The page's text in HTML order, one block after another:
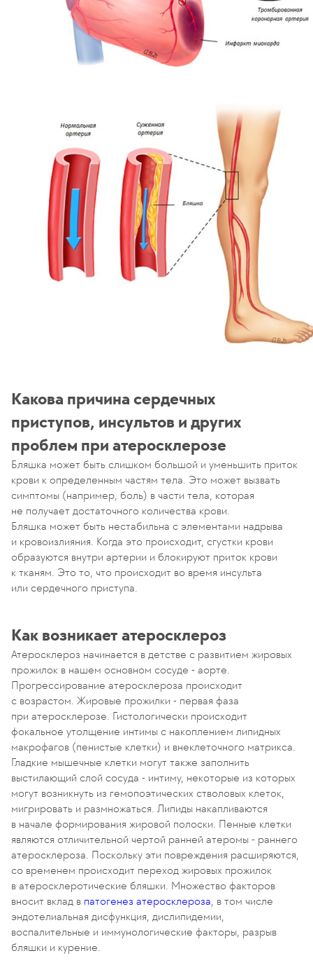
Какова причина сердечных
приступов, инсультов и других
проблем при атеросклерозе
Бляшка может быть слишком большой и уменьшить приток
крови к определенным частям тела. Это может вызвать
симптомы (например, боль) в части тела, которая
не получает достаточного количества крови.
Бляшка может быть нестабильна с элементами надрыва
и кровоизлияния. Когда это происходит, сгустки крови
образуются внутри артерии и блокируют приток крови
к тканям. Это то, что происходит во время инсульта
или сердечного приступа.
Как возникает атеросклероз
Атеросклероз начинается в детстве с развитием жировых
прожилок в нашем основном сосуде - аорте.
Прогрессирование атеросклероза происходит
с возрастом. Жировые прожилки - первая фаза
при атеросклерозе. Гистологически происходит
фокальное утолщение интимы с накоплением липидных
макрофагов (пенистые клетки) и внеклеточного матрикса.
Гладкие мышечные клетки могут также заполнить
выстилающий слой сосуда - интиму, некоторые из которых
могут возникнуть из гемопоэтических стволовых клеток,
мигрировать и размножаться. Липиды накапливаются
в начале формирования жировой полоски. Пенные клетки
являются отличительной чертой ранней атеромы - раннего
атеросклероза. Поскольку эти повреждения расширяются,
со временем происходит переход жировых прожилок
в атеросклеротические бляшки. Множество факторов
вносит вклад в патогенез атеросклероза , в том числе
эндотелиальная дисфункция, дислипидемии,
воспалительные и иммунологические факторы, разрыв
бляшки и курение.